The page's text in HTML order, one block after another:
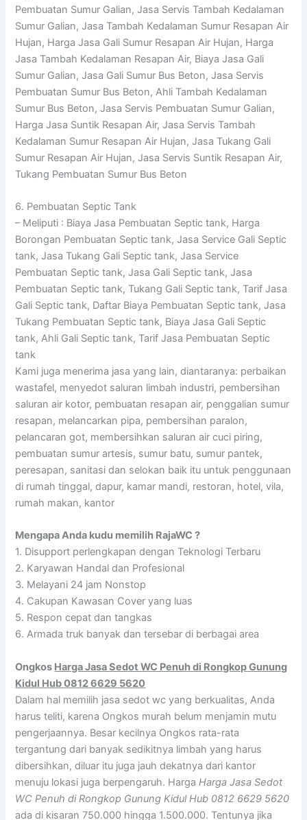
Pembuatan Sumur Galian, Jasa Servis Tambah Kedalaman
Sumur Galian, Jasa Tambah Kedalaman Sumur Resapan Air
Hujan, Harga Jasa Gali Sumur Resapan Air Hujan, Harga
Jasa Tambah Kedalaman Resapan Air, Biaya Jasa Gali
Sumur Galian, Jasa Gali Sumur Bus Beton, Jasa Servis
Pembuatan Sumur Bus Beton, Ahli Tambah Kedalaman
Sumur Bus Beton, Jasa Servis Pembuatan Sumur Galian,
Harga Jasa Suntik Resapan Air, Jasa Servis Tambah
Kedalaman Sumur Resapan Air Hujan, Jasa Tukang Gali
Sumur Resapan Air Hujan, Jasa Servis Suntik Resapan Air,
Tukang Pembuatan Sumur Bus Beton
6. Pembuatan Septic Tank
– Meliputi : Biaya Jasa Pembuatan Septic tank, Harga
Borongan Pembuatan Septic tank, Jasa Service Gali Septic
tank, Jasa Tukang Gali Septic tank, Jasa Service
Pembuatan Septic tank, Jasa Gali Septic tank, Jasa
Pembuatan Septic tank, Tukang Gali Septic tank, Tarif Jasa
Gali Septic tank, Daftar Biaya Pembuatan Septic tank, Jasa
Tukang Pembuatan Septic tank, Biaya Jasa Gali Septic
tank, Ahli Gali Septic tank, Tarif Jasa Pembuatan Septic
tank
Kami juga menerima jasa yang lain, diantaranya: perbaikan
wastafel, menyedot saluran limbah industri, pembersihan
saluran air kotor, pembuatan resapan air, penggalian sumur
resapan, melancarkan pipa, pembersihan paralon,
pelancaran got, membersihkan saluran air cuci piring,
pembuatan sumur artesis, sumur batu, sumur pantek,
peresapan, sanitasi dan selokan baik itu untuk penggunaan
di rumah tinggal, dapur, kamar mandi, restoran, hotel, vila,
rumah makan, kantor
Mengapa Anda kudu memilih RajaWC ?
1. Disupport perlengkapan dengan Teknologi Terbaru
2. Karyawan Handal dan Profesional
3. Melayani 24 jam Nonstop
4. Cakupan Kawasan Cover yang luas
5. Respon cepat dan tangkas
6. Armada truk banyak dan tersebar di berbagai area
Ongkos Harga Jasa Sedot WC Penuh di Rongkop Gunung
Kidul Hub 0812 6629 5620
Dalam hal memilih jasa sedot wc yang berkualitas, Anda
harus teliti, karena Ongkos murah belum menjamin mutu
pengerjaannya. Besar kecilnya Ongkos rata-rata
tergantung dari banyak sedikitnya limbah yang harus
dibersihkan, diluar itu juga jauh dekatnya dari kantor
menuju lokasi juga berpengaruh. HargaHarga Jasa Sedot
WC Penuh di Rongkop Gunung Kidul Hub 0812 6629 5620
ada di kisaran 750.000 hingga 1.500.000. Tentunya jika